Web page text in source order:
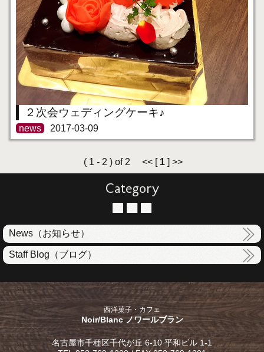
２次会ウェディングケーキ♪
news 2017-03-09
( 1 - 2 ) of 2 << [ 1 ] >>
Category
News（お知らせ）
Staff Blog（ブログ）
西洋菓子・カフェ
Noir/Blanc ノワールブラン
名古屋市千種区千代が丘 6-10 平和ビル 1-1